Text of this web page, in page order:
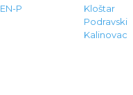
EN-P
Kloštar
Kalinovac